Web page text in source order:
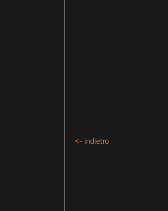
<- indietro